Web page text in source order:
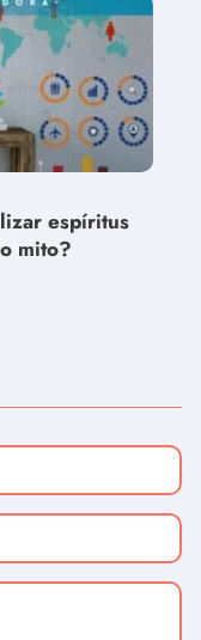
espíritus
mito?